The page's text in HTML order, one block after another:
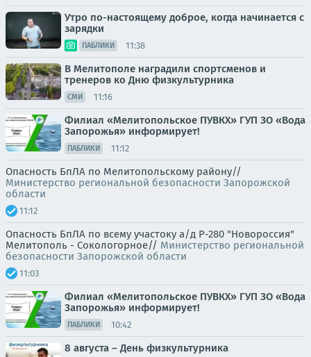
Утро по-настоящему доброе, когда начинается с
зарядки
ПАБЛИКИ 11:38
В Мелитополе наградили спортсменов и
тренеров ко Дню физкультурника
СМИ 11:16
Филиал «Мелитопольское ПУВКХ» ГУП ЗО «Вода
Запорожья» информирует!
ПАБЛИКИ 11:12
Опасность БпЛА по Мелитопольскому району//
Министерство региональной безопасности Запорожской
области
11:12
Опасность БпЛА по всему участоку а/д Р-280 "Новороссия"
Мелитополь - Сокологорное// Министерство региональной
безопасности Запорожской области
11:03
Филиал «Мелитопольское ПУВКХ» ГУП ЗО «Вода
Запорожья» информирует!
ПАБЛИКИ 10:42
8 августа – День физкультурника